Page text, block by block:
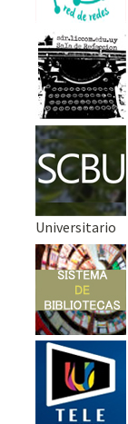
Universitario